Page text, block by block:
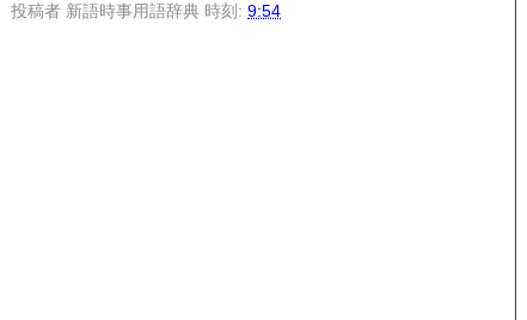
投稿者 新語時事用語辞典 時刻: 9:54